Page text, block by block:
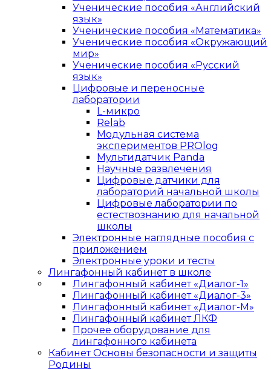
Ученические пособия «Английский
язык»
Ученические пособия «Математика»
Ученические пособия «Окружающий
мир»
Ученические пособия «Русский
язык»
Цифровые и переносные
лаборатории
L-микро
Relab
Модульная система
экспериментов PROlog
Мультидатчик Panda
Научные развлечения
Цифровые датчики для
лабораторий начальной школы
Цифровые лаборатории по
естествознанию для начальной
школы
Электронные наглядные пособия с
приложением
Электронные уроки и тесты
Лингафонный кабинет в школе
Лингафонный кабинет «Диалог-1»
Лингафонный кабинет «Диалог-3»
Лингафонный кабинет «Диалог-М»
Лингафонный кабинет ЛКФ
Прочее оборудование для
лингафонного кабинета
Кабинет Основы безопасности и защиты
Родины